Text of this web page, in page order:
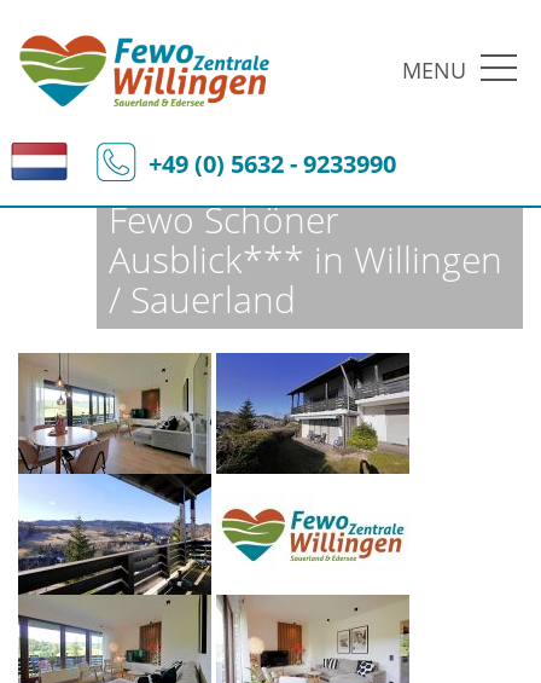
MENU
+49 (0) 5632 - 9233990
Fewo-Zentrale Willingen Ferienobjekte Fewo-Details
Fewo Schöner
Ausblick*** in Willingen
/ Sauerland